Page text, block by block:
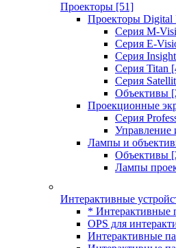
Проекторы [51]
Проекторы Digital
Серия M-
Серия E-
Серия Insight
Серия Titan
Серия
Объективы
Проекционные
Серия
Управление
Лампы и
Объективы
Лампы
Интерактивные
* Интерактивные
OPS для
Интерактивные